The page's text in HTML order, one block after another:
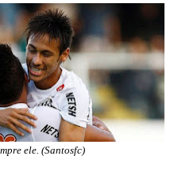
ele. (Santosfc)